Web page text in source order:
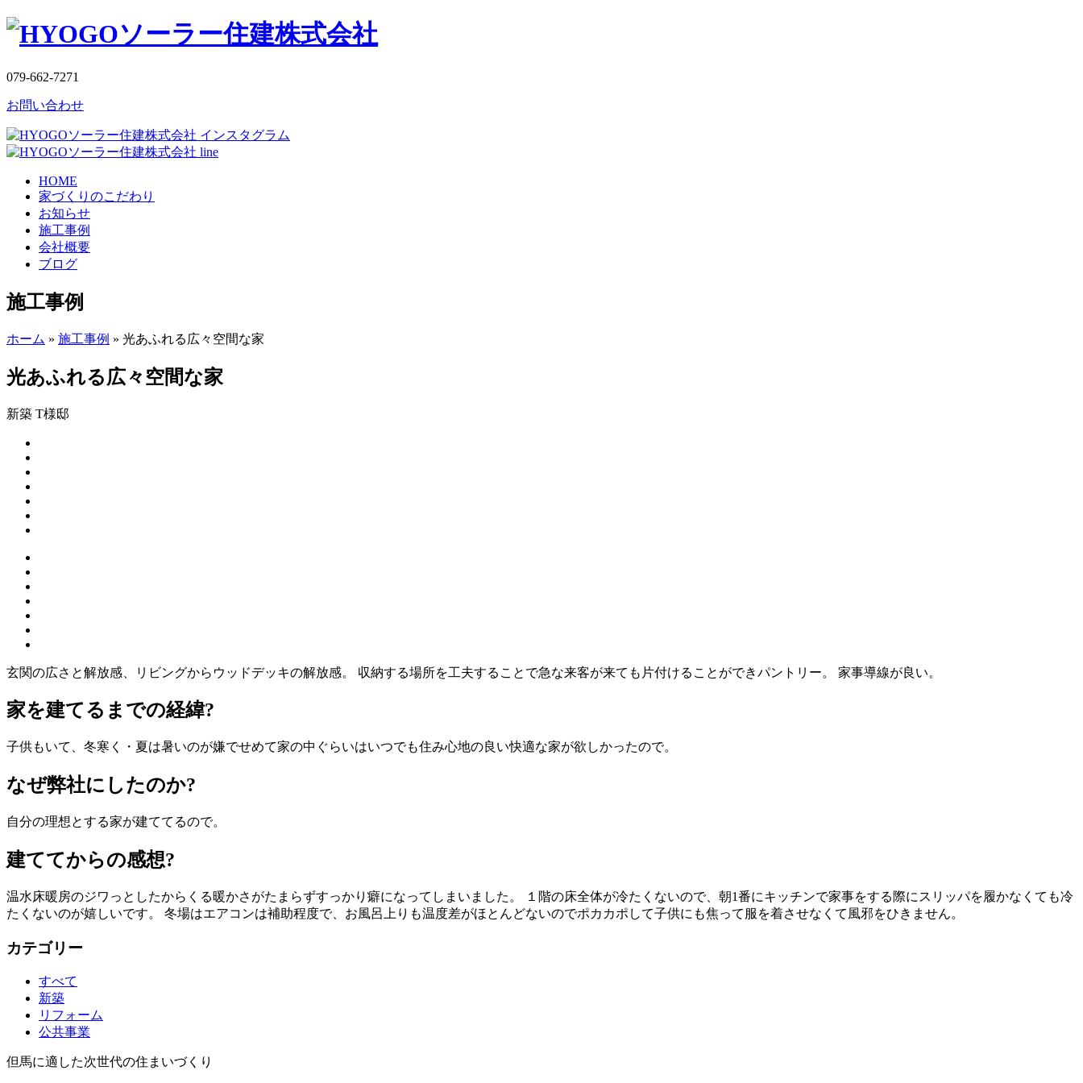
079-662-7271
お問い合わせ
HOME
家づくりのこだわり
お知らせ
施工事例
会社概要
ブログ
施工事例
ホーム » 施工事例 » 光あふれる広々空間な家
光あふれる広々空間な家
新築 T様邸
玄関の広さと解放感、リビングからウッドデッキの解放感。 収納する場所を工夫することで急な来客が来ても片付けることができパントリー。 家事導線が良い。
家を建てるまでの経緯?
子供もいて、冬寒く・夏は暑いのが嫌でせめて家の中ぐらいはいつでも住み心地の良い快適な家が欲しかったので。
なぜ弊社にしたのか?
自分の理想とする家が建ててるので。
建ててからの感想?
温水床暖房のジワっとしたからくる暖かさがたまらずすっかり癖になってしまいました。 １階の床全体が冷たくないので、朝1番にキッチンで家事をする際にスリッパを履かなくても冷
たくないのが嬉しいです。 冬場はエアコンは補助程度で、お風呂上りも温度差がほとんどないのでポカカポして子供にも焦って服を着させなくて風邪をひきません。
カテゴリー
すべて
新築
リフォーム
公共事業
但馬に適した次世代の住まいづくり